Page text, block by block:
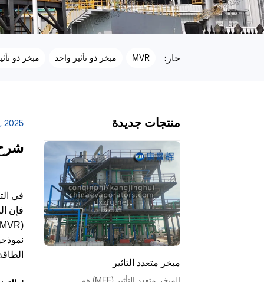
حار: MVR مبخر ذو تأثير واحد مبخر ذو
منتجات جديدة
مبخر متعدد التأثير
المبخر متعدد التأثير (MEE) هو
2025
فإن